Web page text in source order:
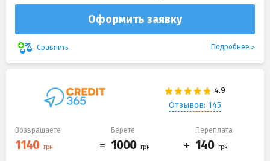
Оформить заявку
Сравнить Подробнее
Отзывов: 145
Возвращаете Берете Переплата